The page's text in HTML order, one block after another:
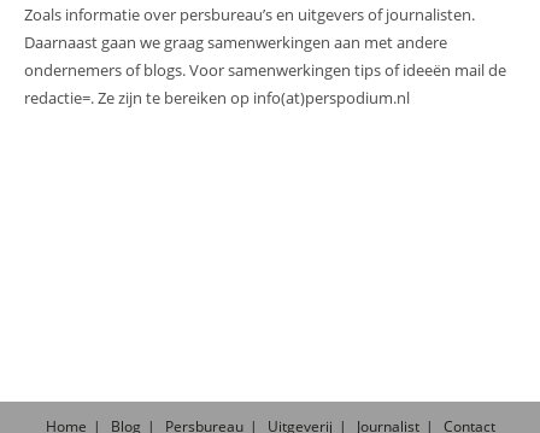
Zoals informatie over persbureau’s en uitgevers of journalisten.
Daarnaast gaan we graag samenwerkingen aan met andere
ondernemers of blogs. Voor samenwerkingen tips of ideeën mail de
redactie=. Ze zijn te bereiken op info(at)perspodium.nl
Home Blog Persbureau Uitgeverij Journalist Contact